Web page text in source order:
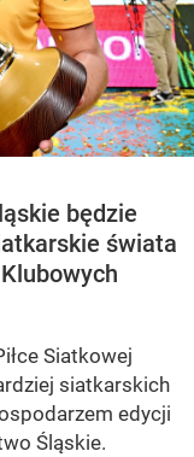
będzie
świata
Siatkowej
siatkarskich
edycji
Śląskie.